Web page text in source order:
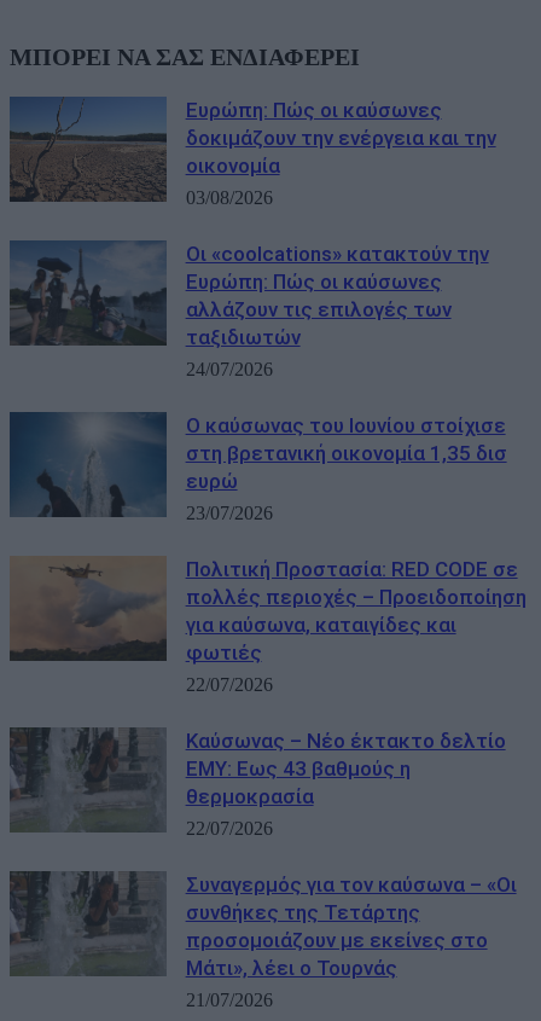
ΜΠΟΡΕΙ ΝΑ ΣΑΣ ΕΝΔΙΑΦΕΡΕΙ
Ευρώπη: Πώς οι καύσωνες
δοκιμάζουν την ενέργεια και την
οικονομία
03/08/2026
Οι «coolcations» κατακτούν την
Ευρώπη: Πώς οι καύσωνες
αλλάζουν τις επιλογές των
ταξιδιωτών
24/07/2026
Ο καύσωνας του Ιουνίου στοίχισε
στη βρετανική οικονομία 1,35 δισ
ευρώ
23/07/2026
Πολιτική Προστασία: RED CODE σε
πολλές περιοχές – Προειδοποίηση
για καύσωνα, καταιγίδες και
φωτιές
22/07/2026
Καύσωνας – Νέο έκτακτο δελτίο
ΕΜΥ: Εως 43 βαθμούς η
θερμοκρασία
22/07/2026
Συναγερμός για τον καύσωνα – «Οι
συνθήκες της Τετάρτης
προσομοιάζουν με εκείνες στο
Μάτι», λέει ο Τουρνάς
21/07/2026